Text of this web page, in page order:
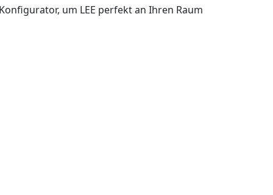
um LEE perfekt an Ihren Raum